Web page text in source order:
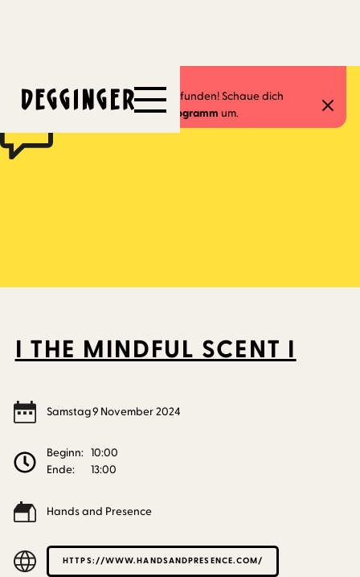
Dieses Event hat schon stattgefunden! Schaue dich
gerne in unseremaktuellen Programm um.
9.11.2024
I THE MINDFUL SCENT I
Samstag9 November2024
Beginn: 10:00
Ende:
13:00
Hands and Presence
HTTPS://WWW.HANDSANDPRESENCE.COM/